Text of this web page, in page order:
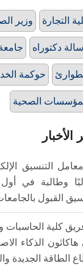
وزير التجارة
دكتوراه
حوكمة
الصحية
الأخبار
وطالبة في أول
القبول
كلية الحاسبات
الذكاء
الطاقة الجديدة